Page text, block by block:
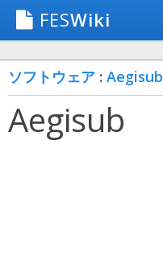
FESWiki
ソフトウェア : Aegisub
Aegisub